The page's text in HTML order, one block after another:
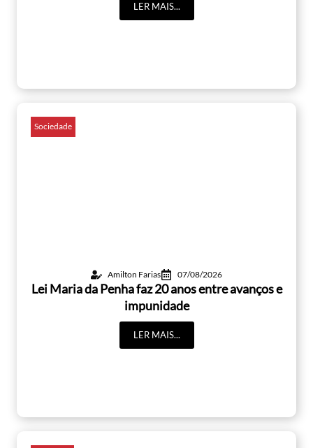
LER MAIS...
Sociedade
Amilton Farias 07/08/2026
Lei Maria da Penha faz 20 anos entre avanços e
impunidade
LER MAIS...